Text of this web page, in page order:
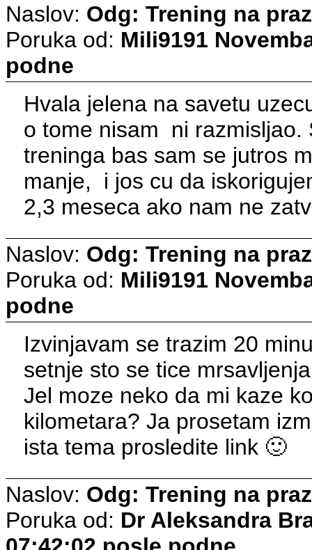
Naslov: Odg: Trening na
Poruka od: Mili9191
podne
Hvala jelena na savetu
o tome nisam ni razmisljao.
treninga bas sam se jutros
manje, i jos cu da
2,3 meseca ako nam ne
Naslov: Odg: Trening na
Poruka od: Mili9191
podne
Izvinjavam se trazim 20
setnje sto se tice
Jel moze neko da mi kaze
kilometara? Ja prosetam
ista tema prosledite link 🙂
Naslov: Odg: Trening na
Poruka od: Dr Aleksandra